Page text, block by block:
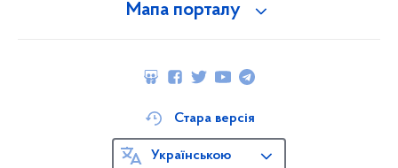
Мапа порталу
Стара версія
Українською